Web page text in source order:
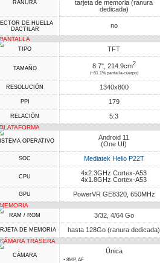
RANURA
tarjeta de memoria (ranura
dedicada)
DE HUELLA
DACTILAR
no
TIPO TFT
TAMAÑO 8.7", 214.9cm2
(~81.1% pantalla-cuerpo)
RESOLUCIÓN 1340x800
PPI 179
RELACIÓN 5:3
OPERATIVO
Android 11
(One UI)
SOC Mediatek Helio P22T
CPU
4x2.3GHz Cortex-A53
4x1.8GHz Cortex-A53
GPU PowerVR GE8320, 650MHz
RAM / ROM 3/32, 4/64 Go
DE MEMORIA hasta 128Go (ranura dedicada)
TRASERA
CÁMARA
Única
• 8MP, AF